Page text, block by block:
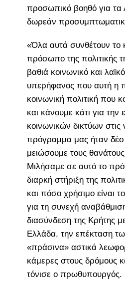
προσωπικό βοηθό για τα
δωρεάν
«Όλα αυτά συνθέτουν το
πρόσωπο της πολιτικής
βαθιά κοινωνικό και
υπερήφανος που αυτή η
κοινωνική πολιτική που
και κάνουμε κάτι για την
κοινωνικών δικτύων στις
πρόγραμμα μας ήταν
μειώσουμε τους
Μιλήσαμε σε αυτό το
διαρκή στήριξη της
και πόσο χρήσιμο είναι
για τη συνεχή
διασύνδεση της Κρήτης
Ελλάδα, την επέκταση
«πράσινα» αστικά
κάμερες στους δρόμους
τόνισε ο πρωθυπουργός.